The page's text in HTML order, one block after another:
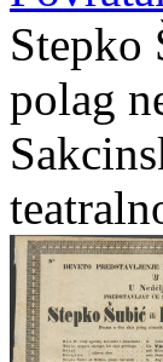
Stepko
polag